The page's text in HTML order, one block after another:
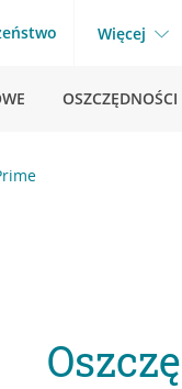
Więcej
OSZCZĘDNOŚCI